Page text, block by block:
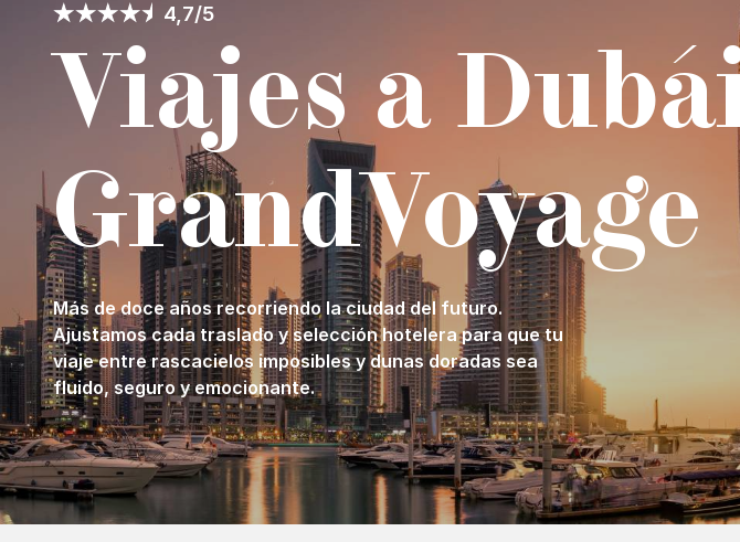
4,7/5
Viajes a
GrandVoyage
Más de doce años recorriendo la ciudad del futuro.
Ajustamos cada traslado y selección hotelera para que tu
viaje entre rascacielos imposibles y dunas doradas sea
fluido, seguro y emocionante.